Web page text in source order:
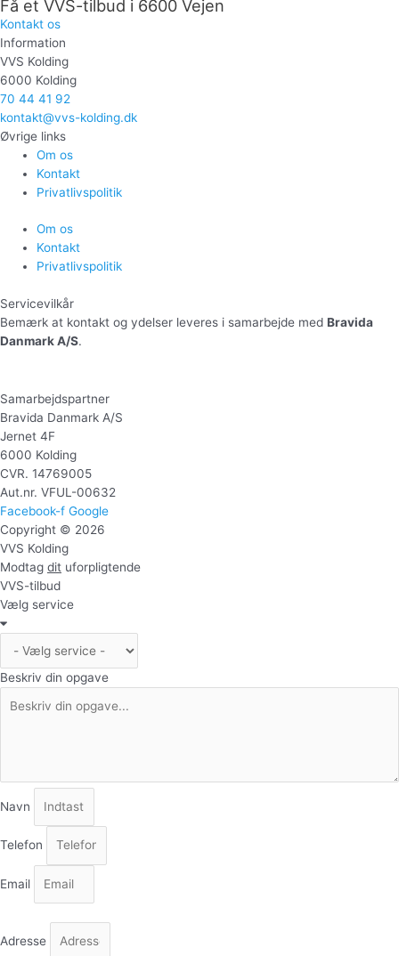
Få et VVS-tilbud i 6600 Vejen
Kontakt os
Information
VVS Kolding
6000 Kolding
70 44 41 92
kontakt@vvs-kolding.dk
Øvrige links
Om os
Kontakt
Privatlivspolitik
Om os
Kontakt
Privatlivspolitik
Servicevilkår
Bemærk at kontakt og ydelser leveres i samarbejde med Bravida
Danmark A/S.
Samarbejdspartner
Bravida Danmark A/S
Jernet 4F
6000 Kolding
CVR. 14769005
Aut.nr. VFUL-00632
Facebook-f Google
Copyright © 2026
VVS Kolding
Modtag dit uforpligtende
VVS-tilbud
Vælg service
Beskriv din opgave
Navn
Telefon
Email
Adresse